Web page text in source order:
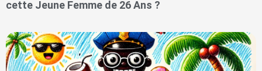
cette Jeune Femme de 26 Ans ?